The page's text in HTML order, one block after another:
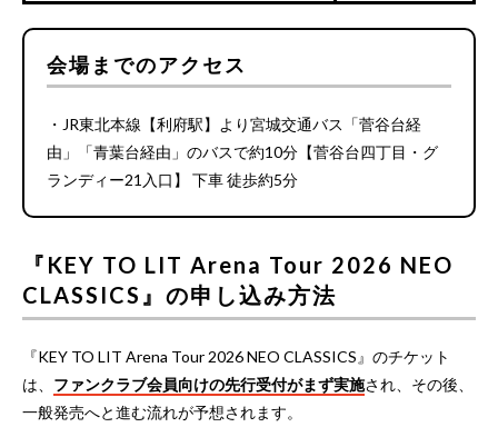
会場までのアクセス
・JR東北本線【利府駅】より宮城交通バス「菅谷台経
由」「青葉台経由」のバスで約10分【菅谷台四丁目・グ
ランディー21入口】 下車 徒歩約5分
『KEY TO LIT Arena Tour 2026 NEO
CLASSICS』の申し込み方法
『KEY TO LIT Arena Tour 2026 NEO CLASSICS』のチケット
は、 ファンクラブ会員向けの先行受付がまず実施され、その後、
一般発売へと進む流れが予想されます。